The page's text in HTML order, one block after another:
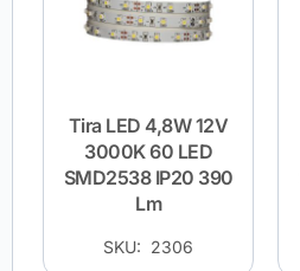
Tira LED 4,8W 12V
3000K 60 LED
SMD2538 IP20 390
Lm
SKU: 2306